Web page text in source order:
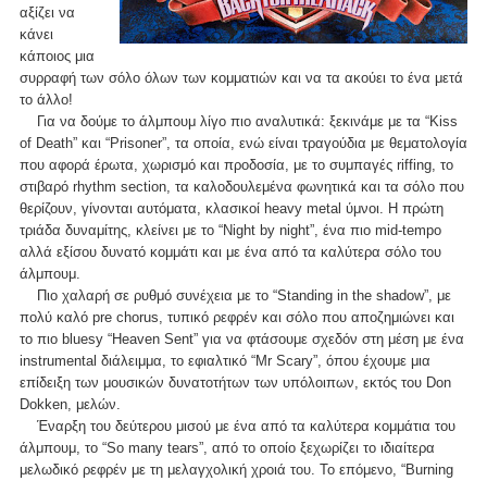
αξίζει να
κάνει
κάποιος μια
συρραφή των σόλο όλων των κομματιών και να τα ακούει το ένα μετά
το άλλο!
Για να δούμε το άλμπουμ λίγο πιο αναλυτικά: ξεκινάμε με τα “Kiss
of Death” και “Prisoner”, τα οποία, ενώ είναι τραγούδια με θεματολογία
που αφορά έρωτα, χωρισμό και προδοσία, με το συμπαγές riffing, το
στιβαρό rhythm section, τα καλοδουλεμένα φωνητικά και τα σόλο που
θερίζουν, γίνονται αυτόματα, κλασικοί heavy metal ύμνοι. Η πρώτη
τριάδα δυναμίτης, κλείνει με το “Night by night”, ένα πιο mid-tempo
αλλά εξίσου δυνατό κομμάτι και με ένα από τα καλύτερα σόλο του
άλμπουμ.
Πιο χαλαρή σε ρυθμό συνέχεια με το “Standing in the shadow”, με
πολύ καλό pre chorus, τυπικό ρεφρέν και σόλο που αποζημιώνει και
το πιο bluesy “Heaven Sent” για να φτάσουμε σχεδόν στη μέση με ένα
instrumental διάλειμμα, το εφιαλτικό “Mr Scary”, όπου έχουμε μια
επίδειξη των μουσικών δυνατοτήτων των υπόλοιπων, εκτός του Don
Dokken, μελών.
Έναρξη του δεύτερου μισού με ένα από τα καλύτερα κομμάτια του
άλμπουμ, το “So many tears”, από το οποίο ξεχωρίζει το ιδιαίτερα
μελωδικό ρεφρέν με τη μελαγχολική χροιά του. Το επόμενο, “Burning